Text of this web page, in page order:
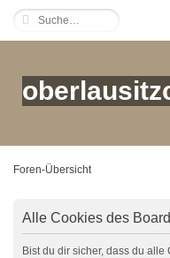
Foren-Übersicht
Alle Cookies des
Bist du dir sicher, dass du